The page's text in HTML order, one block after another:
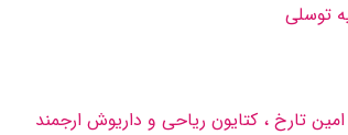
توسلی
تارخ ، کتایون ریاحی و داریوش ارجمند